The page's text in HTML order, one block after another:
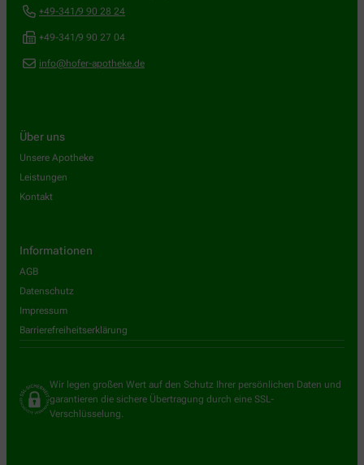
+49-341/9 90 28 24
+49-341/9 90 27 04
info@hofer-apotheke.de
Über uns
Unsere Apotheke
Leistungen
Kontakt
Informationen
AGB
Datenschutz
Impressum
Barrierefreiheitserklärung
Wir legen großen Wert auf den Schutz Ihrer persönlichen Daten und
garantieren die sichere Übertragung durch eine SSL-
Verschlüsselung.